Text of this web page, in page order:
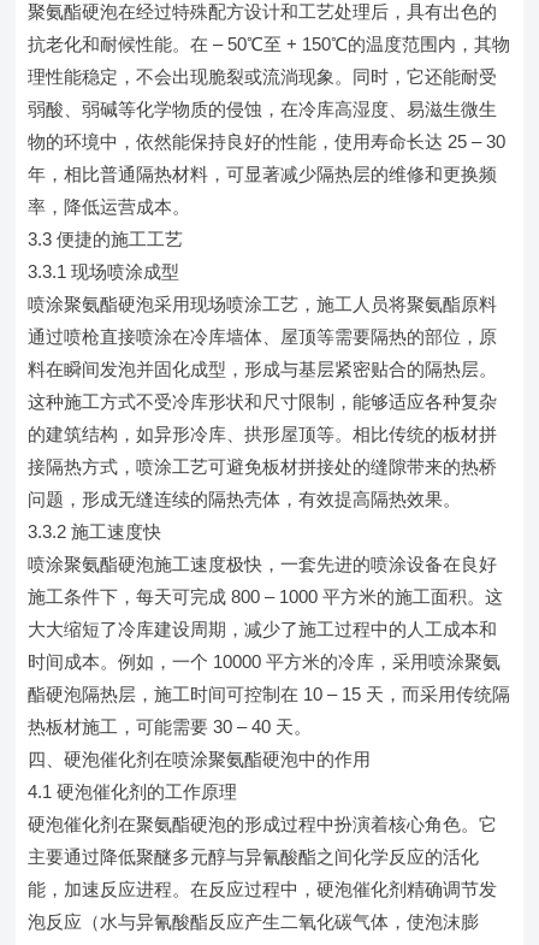
聚氨酯硬泡在经过特殊配方设计和工艺处理后，具有出色的
抗老化和耐候性能。在 – 50℃至 + 150℃的温度范围内，其物
理性能稳定，不会出现脆裂或流淌现象。同时，它还能耐受
弱酸、弱碱等化学物质的侵蚀，在冷库高湿度、易滋生微生
物的环境中，依然能保持良好的性能，使用寿命长达 25 – 30
年，相比普通隔热材料，可显著减少隔热层的维修和更换频
率，降低运营成本。
3.3 便捷的施工工艺
3.3.1 现场喷涂成型
喷涂聚氨酯硬泡采用现场喷涂工艺，施工人员将聚氨酯原料
通过喷枪直接喷涂在冷库墙体、屋顶等需要隔热的部位，原
料在瞬间发泡并固化成型，形成与基层紧密贴合的隔热层。
这种施工方式不受冷库形状和尺寸限制，能够适应各种复杂
的建筑结构，如异形冷库、拱形屋顶等。相比传统的板材拼
接隔热方式，喷涂工艺可避免板材拼接处的缝隙带来的热桥
问题，形成无缝连续的隔热壳体，有效提高隔热效果。
3.3.2 施工速度快
喷涂聚氨酯硬泡施工速度极快，一套先进的喷涂设备在良好
施工条件下，每天可完成 800 – 1000 平方米的施工面积。这
大大缩短了冷库建设周期，减少了施工过程中的人工成本和
时间成本。例如，一个 10000 平方米的冷库，采用喷涂聚氨
酯硬泡隔热层，施工时间可控制在 10 – 15 天，而采用传统隔
热板材施工，可能需要 30 – 40 天。
四、硬泡催化剂在喷涂聚氨酯硬泡中的作用
4.1 硬泡催化剂的工作原理
硬泡催化剂在聚氨酯硬泡的形成过程中扮演着核心角色。它
主要通过降低聚醚多元醇与异氰酸酯之间化学反应的活化
能，加速反应进程。在反应过程中，硬泡催化剂精确调节发
泡反应（水与异氰酸酯反应产生二氧化碳气体，使泡沫膨